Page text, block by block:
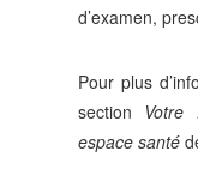
d’examen,
Pour plus
section Votre
espace santé